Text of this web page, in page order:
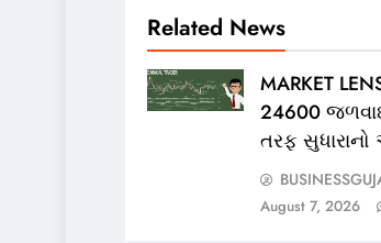
Related News
MARKET
24600
તરફ
August 7, 2026